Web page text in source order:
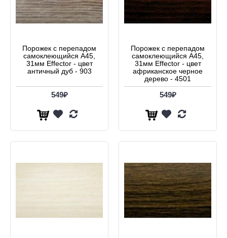
Порожек с перепадом
самоклеющийся А45,
31мм Effector - цвет
античный дуб - 903
549₽
Порожек с перепадом
самоклеющийся А45,
31мм Effector - цвет
африканское черное
дерево - 4501
549₽